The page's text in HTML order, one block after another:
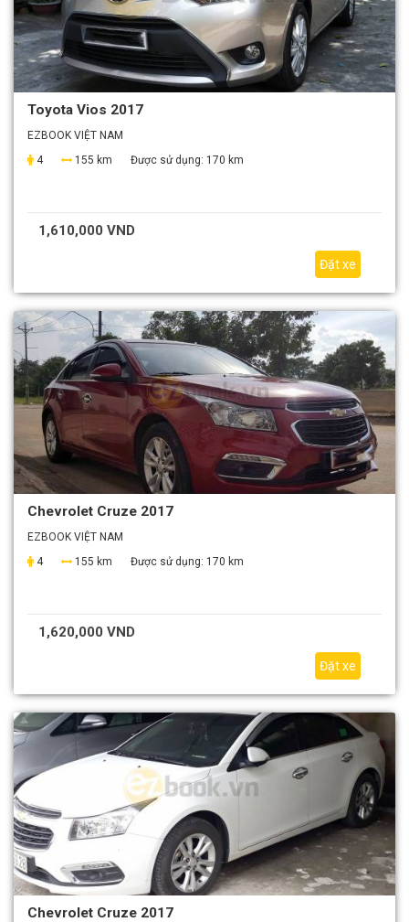
Toyota Vios 2017
EZBOOK VIỆT NAM
4
155 km Được sử dụng: 170 km
1,610,000 VND
Đặt xe
Chevrolet Cruze 2017
EZBOOK VIỆT NAM
4
155 km Được sử dụng: 170 km
1,620,000 VND
Đặt xe
Chevrolet Cruze 2017